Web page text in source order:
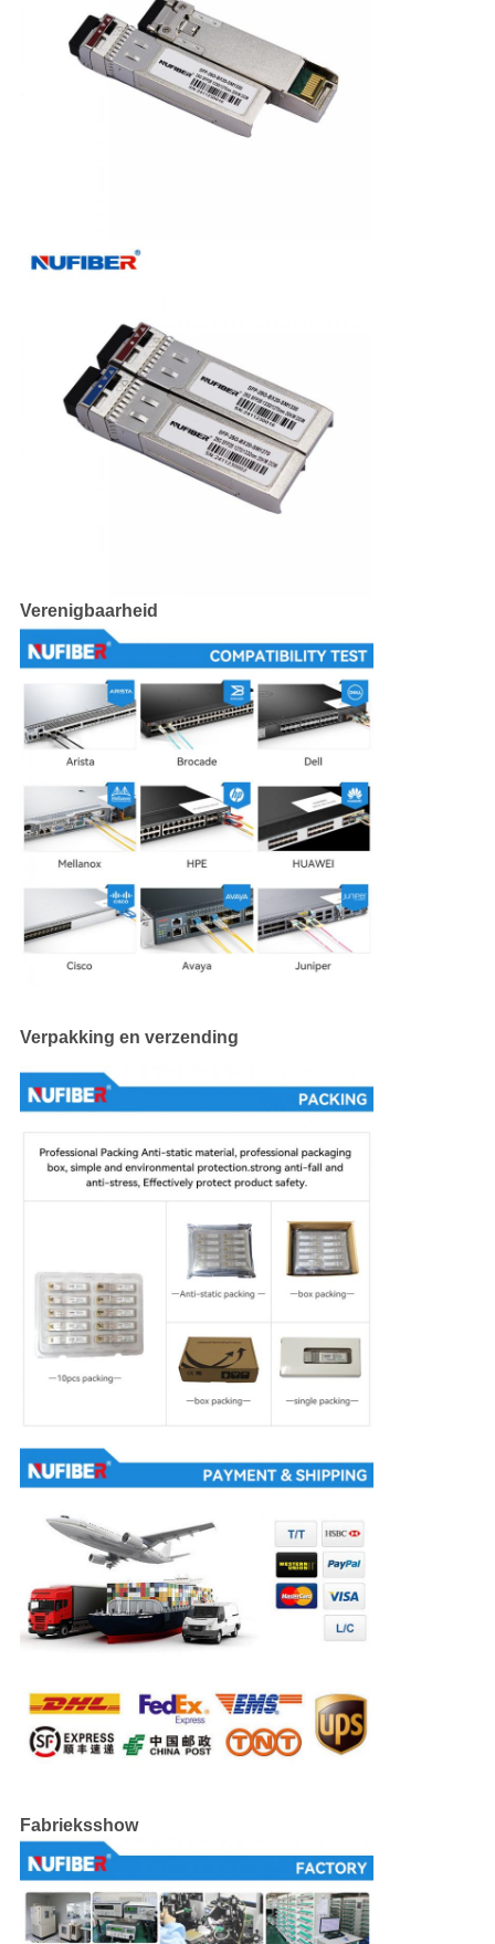
Verenigbaarheid
Verpakking en verzending
Fabrieksshow